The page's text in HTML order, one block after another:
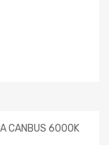
CANBUS 6000K